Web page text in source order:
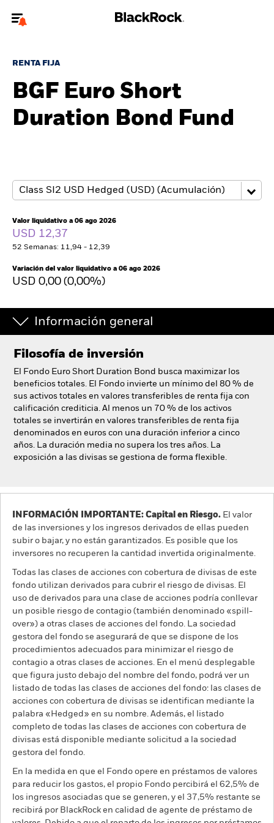
particulares.
relevante, por favor, actualizatu tipo de usuario.
Quiénes somos
Perspectivas
España
BlackRock
iShares
Aladdin
Nuestra compañía
RENTA FIJA
BGF Euro Short
Duration Bond Fund
Valor liquidativo a 06 ago 2026
USD 12,37
52 Semanas: 11,94 - 12,39
Variación del valor liquidativo a 06 ago 2026
USD 0,00 (0,00%)
Información general
Filosofía de inversión
El Fondo Euro Short Duration Bond busca maximizar los
beneficios totales. El Fondo invierte un mínimo del 80 % de
sus activos totales en valores transferibles de renta fija con
calificación crediticia. Al menos un 70 % de los activos
totales se invertirán en valores transferibles de renta fija
denominados en euros con una duración inferior a cinco
años. La duración media no supera los tres años. La
exposición a las divisas se gestiona de forma flexible.
INFORMACIÓN IMPORTANTE: Capital en Riesgo. El valor
de las inversiones y los ingresos derivados de ellas pueden
subir o bajar, y no están garantizados. Es posible que los
inversores no recuperen la cantidad invertida originalmente.
Todas las clases de acciones con cobertura de divisas de este
fondo utilizan derivados para cubrir el riesgo de divisas. El
uso de derivados para una clase de acciones podría conllevar
un posible riesgo de contagio (también denominado «spill-
over») a otras clases de acciones del fondo. La sociedad
gestora del fondo se asegurará de que se dispone de los
procedimientos adecuados para minimizar el riesgo de
contagio a otras clases de acciones. En el menú desplegable
que figura justo debajo del nombre del fondo, podrá ver un
listado de todas las clases de acciones del fondo: las clases de
acciones con cobertura de divisas se identifican mediante la
palabra «Hedged» en su nombre. Además, el listado
completo de todas las clases de acciones con cobertura de
divisas está disponible mediante solicitud a la sociedad
gestora del fondo.
En la medida en que el Fondo opere en préstamos de valores
para reducir los gastos, el propio Fondo percibirá el 62,5% de
los ingresos asociadas que se generen, y el 37,5% restante se
recibirá por BlackRock en calidad de agente de préstamo de